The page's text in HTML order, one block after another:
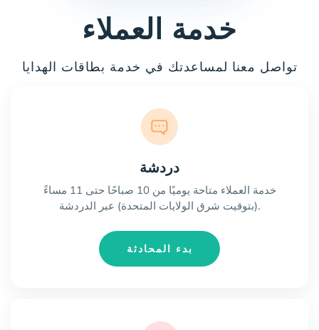
خدمة العملاء
تواصل معنا لمساعدتك في خدمة بطاقات الهدايا
دردشة
خدمة العملاء متاحة يوميًا من 10 صباحًا حتى 11 مساءً
(بتوقيت شرق الولايات المتحدة) عبر الدردشة.
بدء المحادثة